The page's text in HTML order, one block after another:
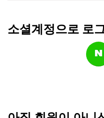
소셜계정으로 로